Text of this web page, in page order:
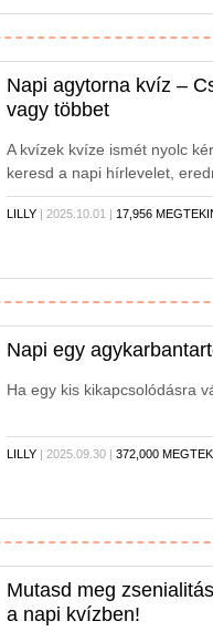
Napi agytorna kvíz –
vagy többet
A kvízek kvíze ismét nyolc
keresd a napi hírlevelet,
Legyél te is toplistás!
LILLY | 2025.10.01 | 17,956
Napi egy
Ha egy kis kikapcsolódásra
LILLY | 2025.09.30 |372,000
Mutasd meg
a napi kvízben!